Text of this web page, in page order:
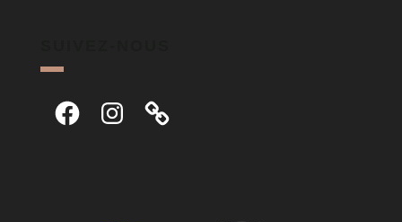
FacebookInstagram